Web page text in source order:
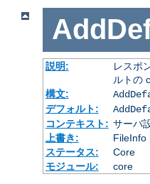
説明: レスポ
ルトの
構文:
デフォルト:
コンテキスト: サーバ
上書き:
FileInfo
ステータス:
Core
モジュール:
core